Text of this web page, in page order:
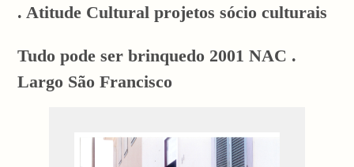
. Atitude Cultural projetos sócio culturais
Tudo pode ser brinquedo 2001 NAC .
Largo São Francisco